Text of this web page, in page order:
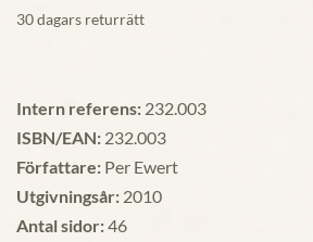
30 dagars returrätt
Intern referens: 232.003
ISBN/EAN: 232.003
Författare: Per Ewert
Utgivningsår: 2010
Antal sidor:46